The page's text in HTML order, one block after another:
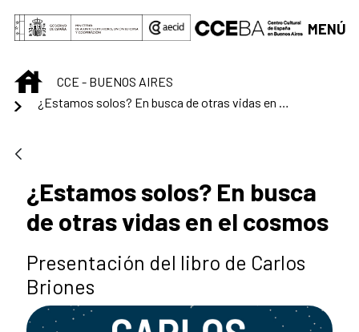
Saltar al contenido principal
MENÚ
INICIOCCE - BUENOS AIRES
¿Estamos solos? En busca de otras vidas en el cosmos
¿Estamos solos? En busca
de otras vidas en el cosmos
Presentación del libro de Carlos
Briones